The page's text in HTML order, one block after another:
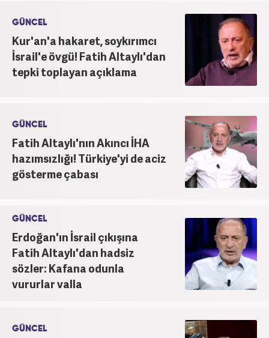
etmektedir.
GÜNCEL
Kur'an'a hakaret, soykırımcı
İsrail'e övgü! Fatih Altaylı'dan
tepki toplayan açıklama
GÜNCEL
Fatih Altaylı'nın Akıncı İHA
hazımsızlığı! Türkiye'yi de aciz
gösterme çabası
GÜNCEL
Erdoğan'ın İsrail çıkışına
Fatih Altaylı'dan hadsiz
sözler: Kafana odunla
vururlar valla
GÜNCEL